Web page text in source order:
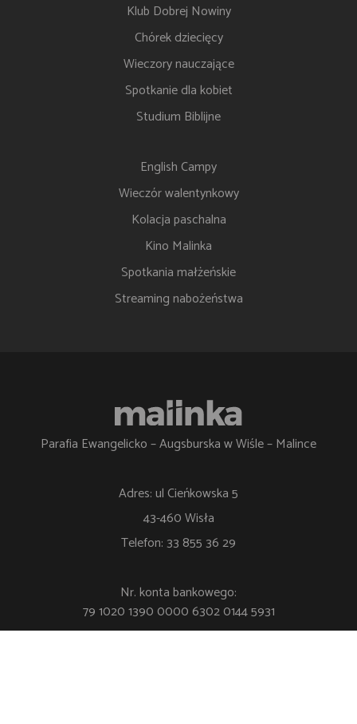
Klub Dobrej Nowiny
Chórek dziecięcy
Wieczory nauczające
Spotkanie dla kobiet
Studium Biblijne
English Campy
Wieczór walentynkowy
Kolacja paschalna
Kino Malinka
Spotkania małżeńskie
Streaming nabożeństwa
Parafia Ewangelicko – Augsburska w Wiśle – Malince
Adres: ul Cieńkowska 5
43-460 Wisła
Telefon: 33 855 36 29
Nr. konta bankowego:
79 1020 1390 0000 6302 0144 5931